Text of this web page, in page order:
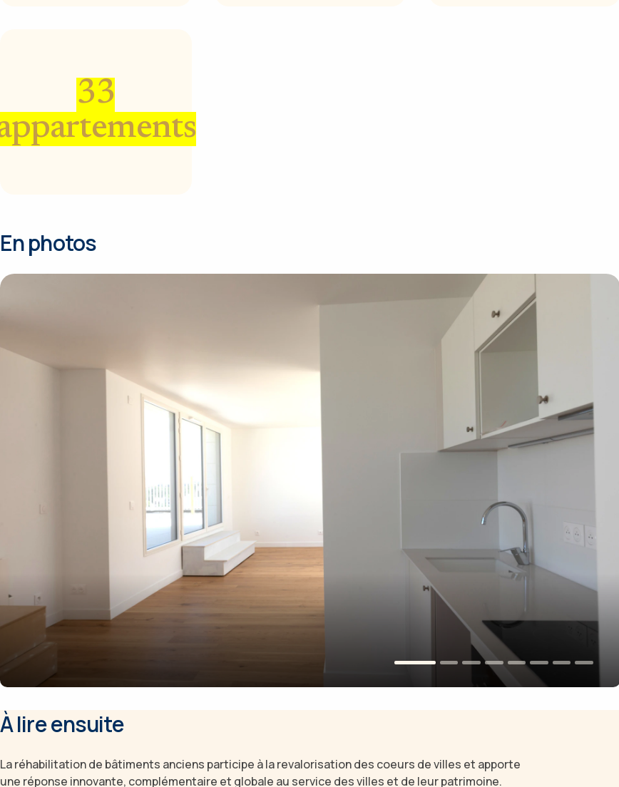
33
En photos
À lire ensuite
La réhabilitation de bâtiments anciens participe à la revalorisation des coeurs de villes et apporte
une réponse innovante, complémentaire et globale au service des villes et de leur patrimoine.